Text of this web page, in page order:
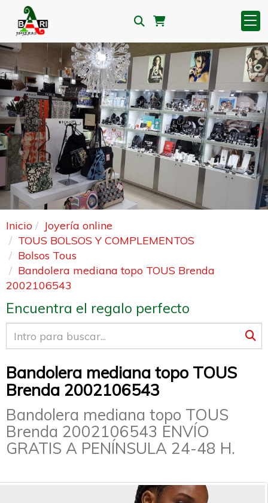
Anterior
Inicio
Joyería online
TOUS BOLSOS Y COMPLEMENTOS
Bolsos Tous
Bandolera mediana topo TOUS Brenda
2002106543
Encuentra el regalo perfecto
Bandolera mediana topo TOUS
Brenda 2002106543
Bandolera mediana topo TOUS
Brenda 2002106543 ENVÍO
GRATIS A PENÍNSULA 24-48 H.